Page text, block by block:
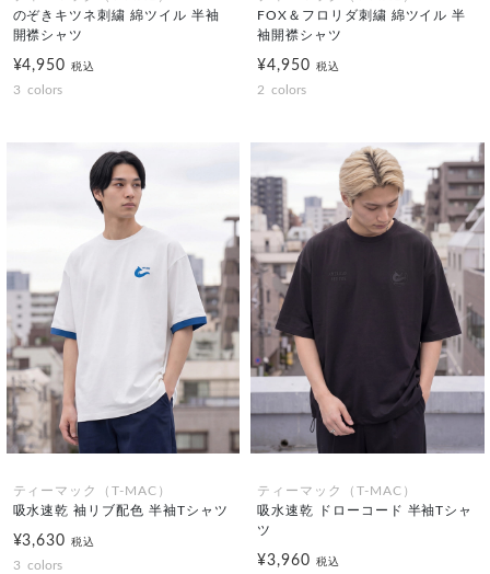
のぞきキツネ刺繍 綿ツイル 半袖
開襟シャツ
¥4,950税込
3 colors
FOX＆フロリダ刺繍 綿ツイル 半
袖開襟シャツ
¥4,950 税込
2 colors
ティーマック（T-MAC）
吸水速乾 袖リブ配色 半袖Tシャツ
¥3,630税込
3 colors
ティーマック（T-MAC）
吸水速乾 ドローコード 半袖Tシャ
ツ
¥3,960 税込